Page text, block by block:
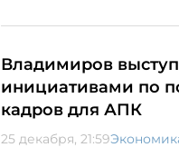
Владимиров
инициативами по
кадров для АПК
25 декабря, 21:59